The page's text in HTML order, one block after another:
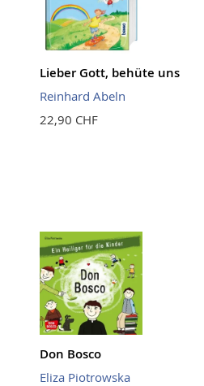
Lieber Gott, behüte uns
Reinhard Abeln
22,90 CHF
Don Bosco
Eliza Piotrowska